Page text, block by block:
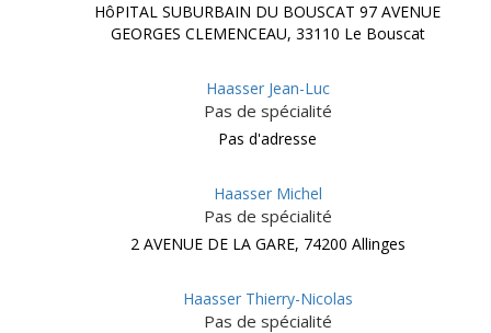
HôPITAL SUBURBAIN DU BOUSCAT 97 AVENUE
GEORGES CLEMENCEAU, 33110 Le Bouscat
Haasser Jean-Luc
Pas de spécialité
Pas d'adresse
Haasser Michel
Pas de spécialité
2 AVENUE DE LA GARE, 74200 Allinges
Haasser Thierry-Nicolas
Pas de spécialité